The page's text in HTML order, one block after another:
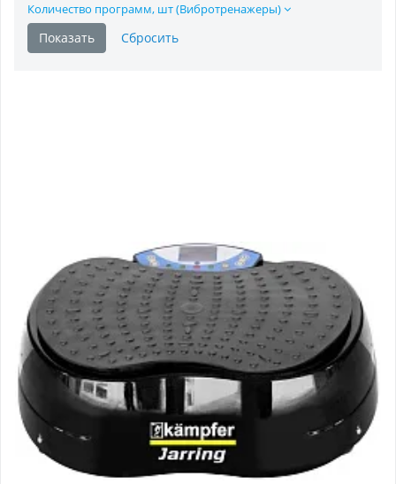
Количество программ, шт (Вибротренажеры)